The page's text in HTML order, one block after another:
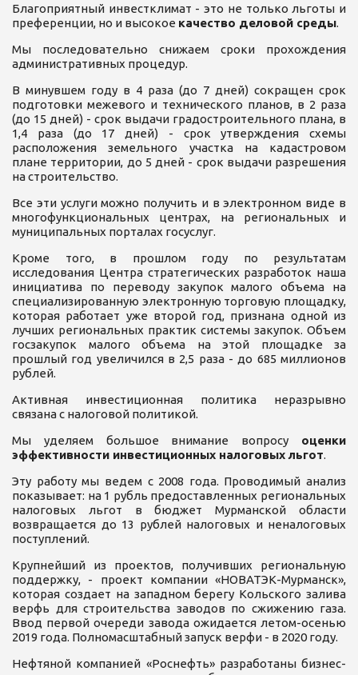
Благоприятный инвестклимат - это не только льготы и
преференции, но и высокое качество деловой среды.
Мы последовательно снижаем сроки прохождения
административных процедур.
В минувшем году в 4 раза (до 7 дней) сокращен срок
подготовки межевого и технического планов, в 2 раза
(до 15 дней) - срок выдачи градостроительного плана, в
1,4 раза (до 17 дней) - срок утверждения схемы
расположения земельного участка на кадастровом
плане территории, до 5 дней - срок выдачи разрешения
на строительство.
Все эти услуги можно получить и в электронном виде в
многофункциональных центрах, на региональных и
муниципальных порталах госуслуг.
Кроме того, в прошлом году по результатам
исследования Центра стратегических разработок наша
инициатива по переводу закупок малого объема на
специализированную электронную торговую площадку,
которая работает уже второй год, признана одной из
лучших региональных практик системы закупок. Объем
госзакупок малого объема на этой площадке за
прошлый год увеличился в 2,5 раза - до 685 миллионов
рублей.
Активная инвестиционная политика неразрывно
связана с налоговой политикой.
Мы уделяем большое внимание вопросу оценки
эффективности инвестиционных налоговых льгот.
Эту работу мы ведем с 2008 года. Проводимый анализ
показывает: на 1 рубль предоставленных региональных
налоговых льгот в бюджет Мурманской области
возвращается до 13 рублей налоговых и неналоговых
поступлений.
Крупнейший из проектов, получивших региональную
поддержку, - проект компании «НОВАТЭК-Мурманск»,
которая создает на западном берегу Кольского залива
верфь для строительства заводов по сжижению газа.
Ввод первой очереди завода ожидается летом-осенью
2019 года. Полномасштабный запуск верфи - в 2020 году.
Нефтяной компанией «Роснефть» разработаны бизнес-